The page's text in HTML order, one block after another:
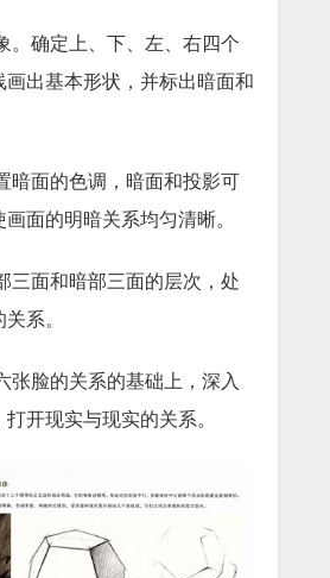
。确定上、下、左、右四个
画出基本形状，并标出暗面和
暗面的色调，暗面和投影可
面的明暗关系均匀清晰。
三面和暗部三面的层次，处
系。
张脸的关系的基础上，深入
开现实与现实的关系。